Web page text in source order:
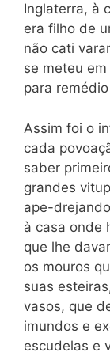
Inglaterra, à
era filho de
não cati
se meteu
para
Assim foi o
cada
saber
grandes
ape-
à casa onde
que lhe
os mouros
suas
vasos, que
imundos e
escudelas e